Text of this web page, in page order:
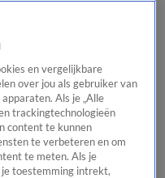
Het beste van Hart
Tip de
en vergelijkbare
over jou als gebruiker van
Als je „Alle
trackingtechnologieën
content te kunnen
te verbeteren en om
te meten. Als je
je toestemming intrekt,